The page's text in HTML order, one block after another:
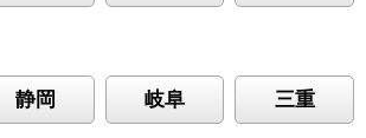
静岡 岐阜 三重